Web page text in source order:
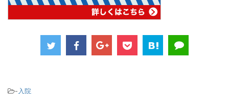
-入院